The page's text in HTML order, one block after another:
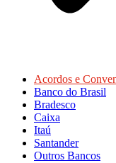
Acordos e
Banco do Brasil
Bradesco
Caixa
Itaú
Santander
Outros Bancos